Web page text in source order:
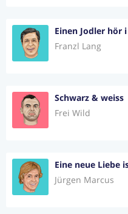
Einen Jodler hör
Franzl Lang
Schwarz & weiss
Frei Wild
Eine neue Liebe
Jürgen Marcus